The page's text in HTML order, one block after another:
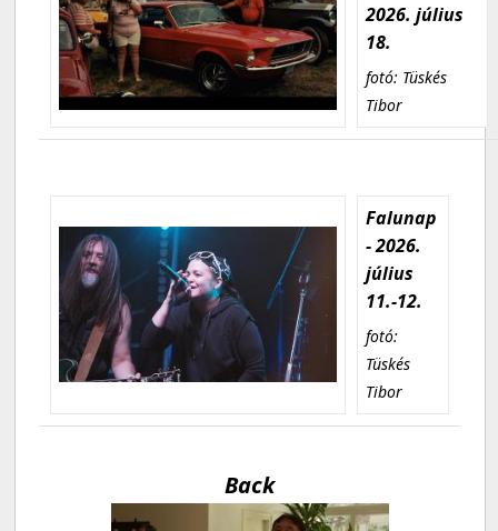
2026. július
18.
fotó: Tüskés
Tibor
Falunap
- 2026.
július
11.-12.
fotó:
Tüskés
Tibor
Back